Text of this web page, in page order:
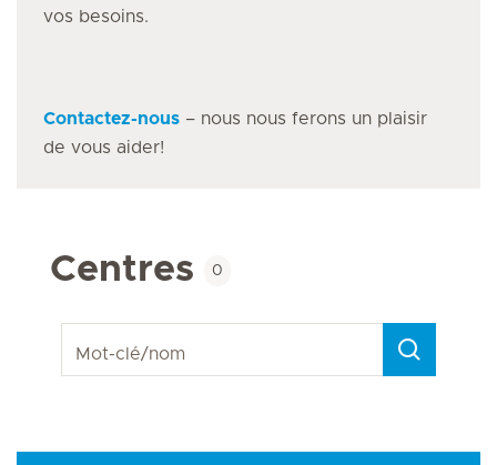
vos besoins.
Contactez-nous – nous nous ferons un plaisir
de vous aider!
Centres 0